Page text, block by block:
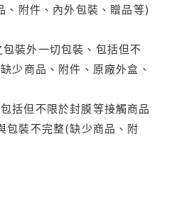
附件、內外包裝、贈品等)
裝外一切包裝、包括但不
少商品、附件、原廠外盒、
括但不限於封膜等接觸商品
包裝不完整(缺少商品、附